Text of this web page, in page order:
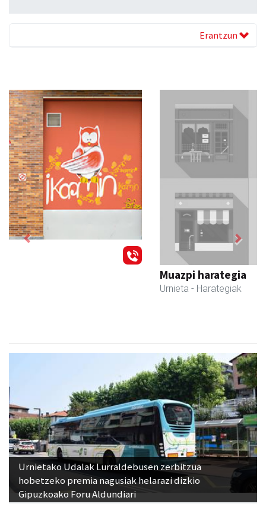
Erantzun
Previous Next
Urnietako Udalak Lurraldebusen zerbitzua
hobetzeko premia nagusiak helarazi dizkio
Gipuzkoako Foru Aldundiari